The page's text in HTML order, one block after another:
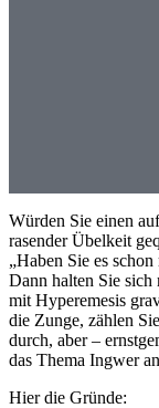
Würden Sie einen
rasender Übelkeit
„Haben Sie es
Dann halten Sie
mit Hyperemesis
die Zunge, zählen
durch, aber –
das Thema Ingwer
Hier die Gründe: